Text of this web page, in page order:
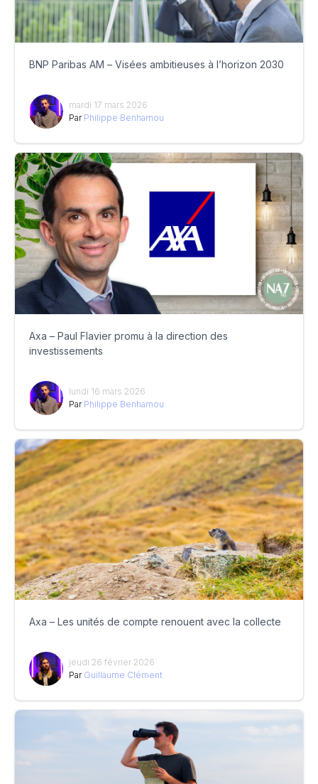
BNP Paribas AM – Visées ambitieuses à l’horizon 2030
mardi 17 mars 2026
Par Philippe Benhamou
Axa – Paul Flavier promu à la direction des
investissements
lundi 16 mars 2026
Par Philippe Benhamou
Axa – Les unités de compte renouent avec la collecte
jeudi 26 février 2026
Par Guillaume Clément